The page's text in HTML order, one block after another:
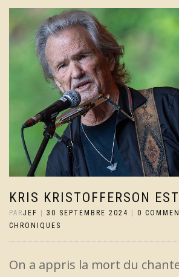
KRIS KRISTOFFERSON
PARJEF | 30 SEPTEMBRE 2024 | 0
CHRONIQUES
On a appris la mort du